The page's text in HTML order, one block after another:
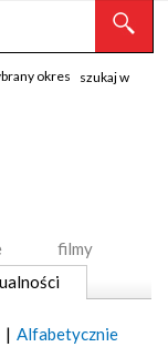
okres
szukaj w
filmy
| Alfabetycznie